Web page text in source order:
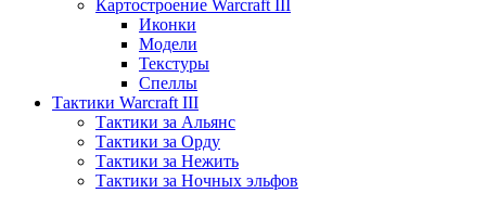
Картостроение Warcraft III
Иконки
Модели
Текстуры
Спеллы
Тактики Warcraft III
Тактики за Альянс
Тактики за Орду
Тактики за Нежить
Тактики за Ночных эльфов